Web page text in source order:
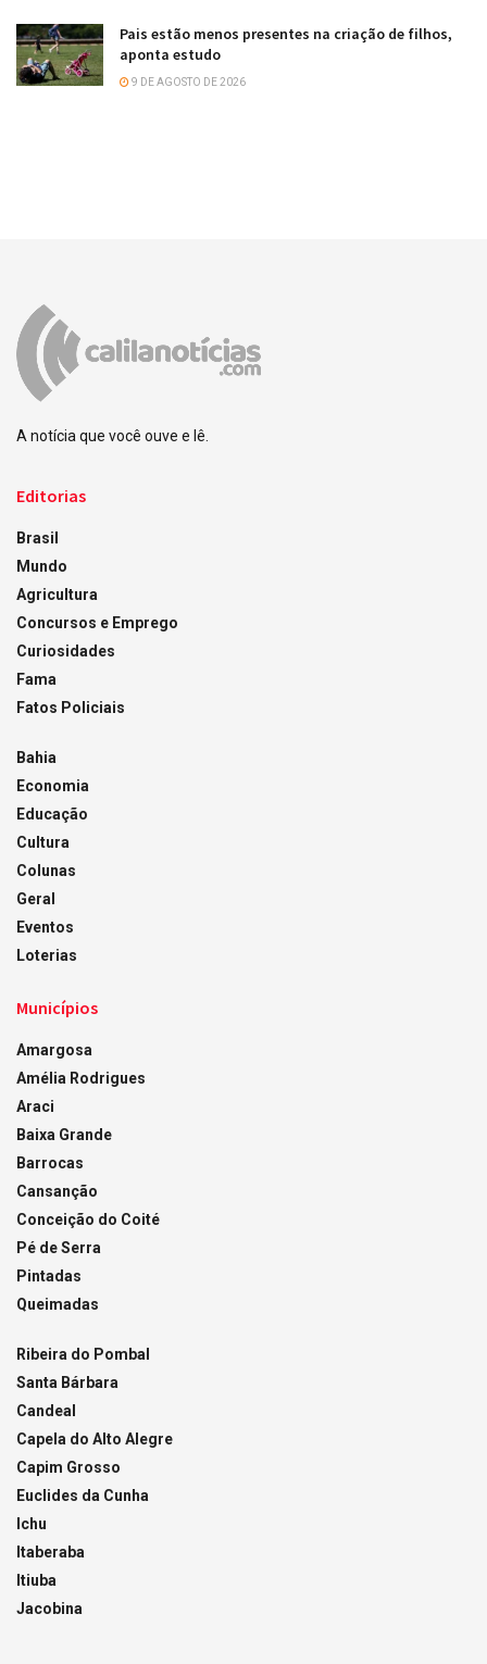
Pais estão menos presentes na criação de filhos,
aponta estudo
9 DE AGOSTO DE 2026
A notícia que você ouve e lê.
Editorias
Brasil
Mundo
Agricultura
Concursos e Emprego
Curiosidades
Fama
Fatos Policiais
Bahia
Economia
Educação
Cultura
Colunas
Geral
Eventos
Loterias
Municípios
Amargosa
Amélia Rodrigues
Araci
Baixa Grande
Barrocas
Cansanção
Conceição do Coité
Pé de Serra
Pintadas
Queimadas
Ribeira do Pombal
Santa Bárbara
Candeal
Capela do Alto Alegre
Capim Grosso
Euclides da Cunha
Ichu
Itaberaba
Itiuba
Jacobina